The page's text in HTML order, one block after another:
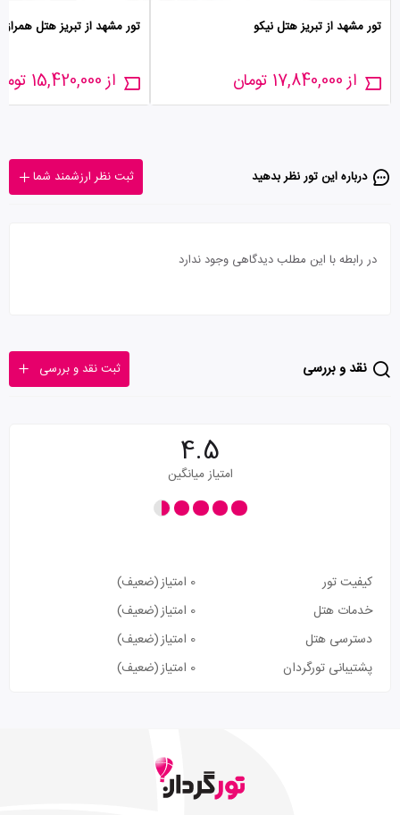
تور مشهد از تبریز هتل نیکو
از 17,840,000 تومان
تور مشهد از تبریز هتل همراز
از 15,420,000 تومان
درباره این تور‌ نظر بدهید ثبت نظر ارزشمند شما
در رابطه با این مطلب دیدگاهی وجود ندارد
نقد و بررسی ثبت نقد و بررسی
4.5
امتیاز میانگین
کیفیت تور 0 امتیاز
(ضعیف)
خدمات هتل
0 امتیاز
(ضعیف)
دسترسی هتل
0 امتیاز
(ضعیف)
پشتیبانی تورگردان
0 امتیاز (ضعیف)